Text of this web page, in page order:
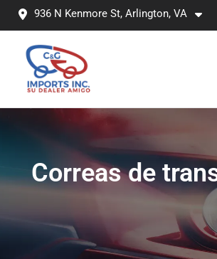
936 N Kenmore St, Arlington, VA
Correas de